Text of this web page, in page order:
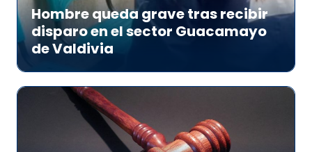
Hombre queda grave tras recibir
disparo en el sector Guacamayo
de Valdivia